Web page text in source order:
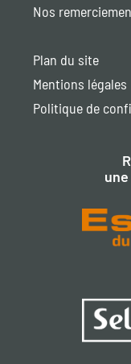
Nos
Plan du site
Mentions légales
Politique de